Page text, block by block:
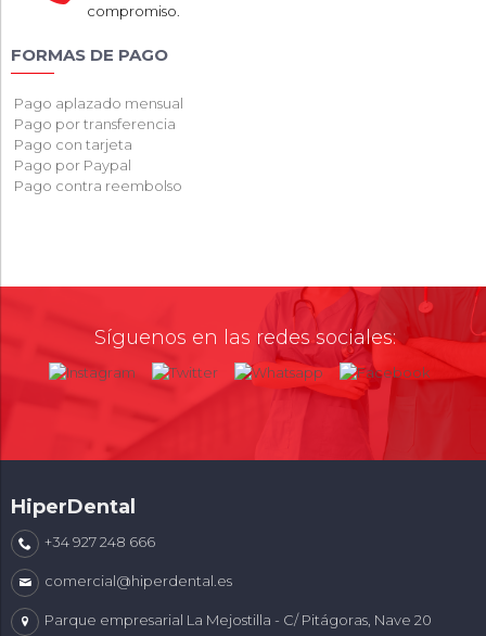
compromiso.
FORMAS DE PAGO
Pago aplazado mensual
Pago por transferencia
Pago con tarjeta
Pago por Paypal
Pago contra reembolso
Síguenos en las redes sociales:
HiperDental
+34 927 248 666
comercial@hiperdental.es
Parque empresarial La Mejostilla - C/ Pitágoras, Nave 20